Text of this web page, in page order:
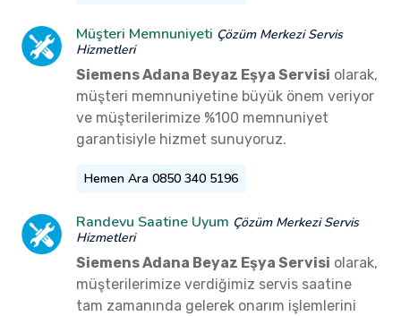
Müşteri Memnuniyeti Çözüm Merkezi Servis
Hizmetleri
Siemens Adana Beyaz Eşya Servisi olarak,
müşteri memnuniyetine büyük önem veriyor
ve müşterilerimize %100 memnuniyet
garantisiyle hizmet sunuyoruz.
Hemen Ara 0850 340 5196
Randevu Saatine Uyum Çözüm Merkezi Servis
Hizmetleri
Siemens Adana Beyaz Eşya Servisi olarak,
müşterilerimize verdiğimiz servis saatine
tam zamanında gelerek onarım işlemlerini